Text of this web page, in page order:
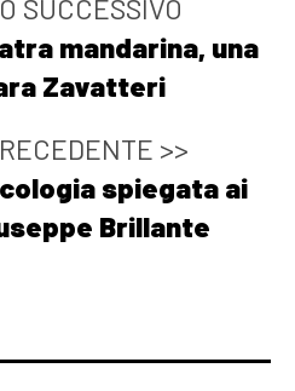
SUCCESSIVO
mandarina, una
Zavatteri
>>
spiegata ai
Brillante